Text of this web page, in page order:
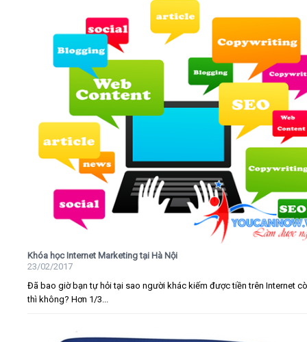
Khóa học Internet Marketing tại Hà Nội
23/02/2017
Đã bao giờ bạn tự hỏi tại sao người khác kiếm được tiền trên Internet
thì không? Hơn 1/3...